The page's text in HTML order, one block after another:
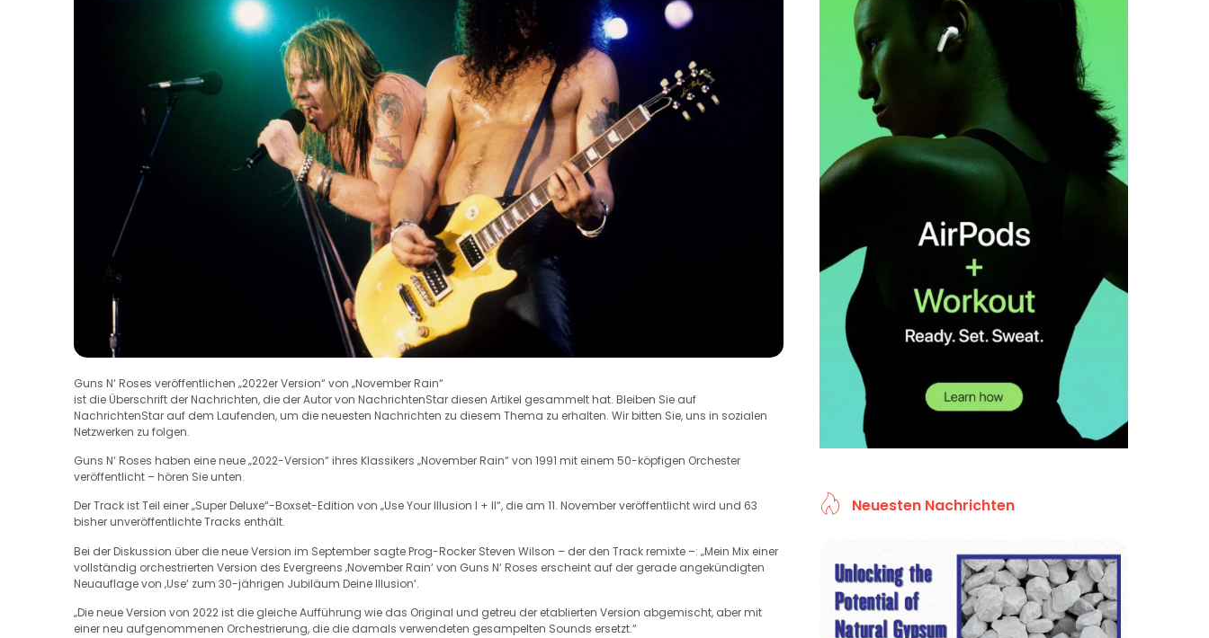
Guns N‘ Roses veröffentlichen „2022er Version“ von „November Rain“
ist die Überschrift der Nachrichten, die der Autor von NachrichtenStar diesen Artikel gesammelt hat. Bleiben Sie auf
NachrichtenStar auf dem Laufenden, um die neuesten Nachrichten zu diesem Thema zu erhalten. Wir bitten Sie, uns in sozialen
Netzwerken zu folgen.
Guns N‘ Roses haben eine neue „2022-Version“ ihres Klassikers „November Rain“ von 1991 mit einem 50-köpfigen Orchester
veröffentlicht – hören Sie unten.
Der Track ist Teil einer „Super Deluxe“-Boxset-Edition von „Use Your Illusion I + II“, die am 11. November veröffentlicht wird und 63
bisher unveröffentlichte Tracks enthält.
Bei der Diskussion über die neue Version im September sagte Prog-Rocker Steven Wilson – der den Track remixte –: „Mein Mix einer
vollständig orchestrierten Version des Evergreens ‚November Rain‘ von Guns N‘ Roses erscheint auf der gerade angekündigten
Neuauflage von ‚Use‘ zum 30-jährigen Jubiläum Deine Illusion‘.
„Die neue Version von 2022 ist die gleiche Aufführung wie das Original und getreu der etablierten Version abgemischt, aber mit
einer neu aufgenommenen Orchestrierung, die die damals verwendeten gesampelten Sounds ersetzt.“
Neuesten Nachrichten